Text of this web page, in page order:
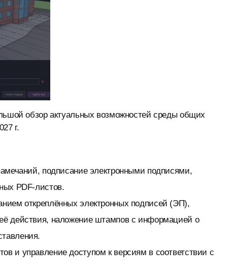
обзор актуальных возможностей среды общих
г.
подписание электронными подписями,
PDF-листов.
откреплённых электронных подписей (ЭП),
действия, наложение штампов с информацией о
и управление доступом к версиям в соответствии с